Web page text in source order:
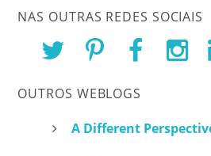
NAS OUTRAS REDES SOCIAIS
OUTROS WEBLOGS
A Different